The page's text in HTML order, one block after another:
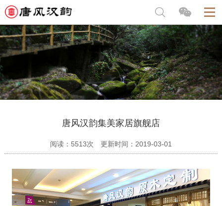
唐风汉韵集美家居旗舰店
阅读：5513次 更新时间：2019-03-01